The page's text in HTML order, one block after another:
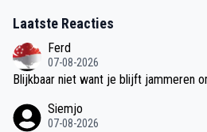
Laatste Reacties
Ferd
07-08-2026
Blijkbaar niet want je blijft jammeren
Siemjo
07-08-2026